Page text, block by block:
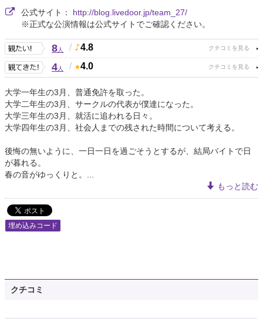
公式サイト： http://blog.livedoor.jp/team_27/
※正式な公演情報は公式サイトでご確認ください。
8人 / 4.8
4人 / 4.0
大学一年生の3月、普通免許を取った。
大学二年生の3月、サークルの代表が僕達になった。
大学三年生の3月、就活に追われる日々。
大学四年生の3月、社会人までの残された時間について考える。
後悔の無いように、一日一日を過ごそうとするが、結局バイトで日
が暮れる。
春の音がゆっくりと。...
もっと読む
埋め込みコード
クチコミ